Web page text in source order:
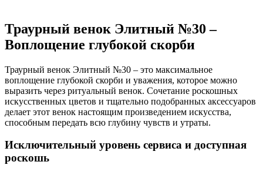
Траурный венок Элитный №30 –
Воплощение глубокой скорби
Траурный венок Элитный №30 – это максимальное
воплощение глубокой скорби и уважения, которое можно
выразить через ритуальный венок. Сочетание роскошных
искусственных цветов и тщательно подобранных аксессуаров
делает этот венок настоящим произведением искусства,
способным передать всю глубину чувств и утраты.
Исключительный уровень сервиса и доступная
роскошь